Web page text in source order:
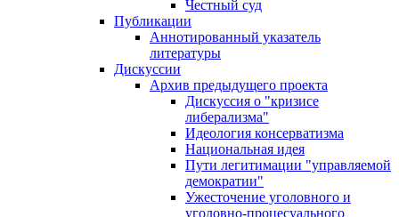
Честный суд
Публикации
Аннотированный указатель
литературы
Дискуссии
Архив предыдущего проекта
Дискуссия о "кризисе
либерализма"
Идеология консерватизма
Национальная идея
Пути легитимации "управляемой
демократии"
Ужесточение уголовного и
уголовно-процесуального